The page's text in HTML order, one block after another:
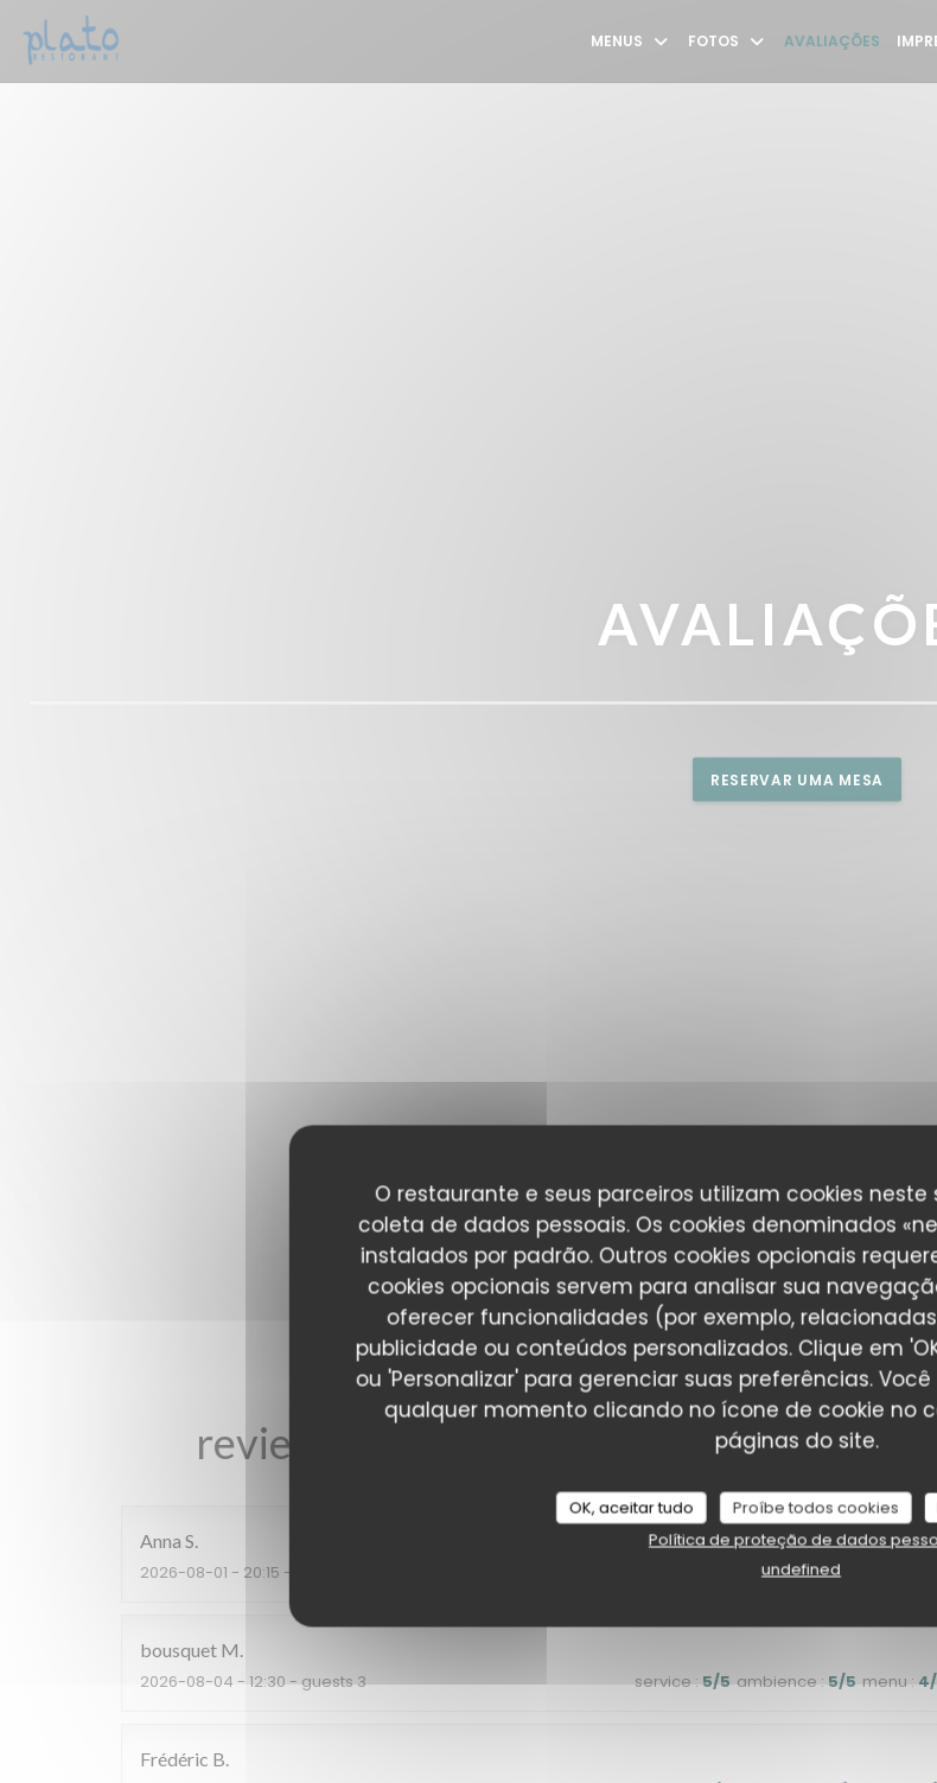
Painel de Gerenciamento de Cookies
O restaurante e seus parceiros utilizam cookies
coleta de dados pessoais. Os cookies denominados
instalados por padrão. Outros cookies opcionais
cookies opcionais servem para analisar sua
oferecer funcionalidades (por exemplo,
publicidade ou conteúdos personalizados. Clique em
ou 'Personalizar' para gerenciar suas preferências.
qualquer momento clicando no ícone de cookie no
páginas do site.
OK, aceitar tudo Proíbe todos cookies
Política de proteção de dados
undefined
MENUS FOTOS AVALIAÇÕES
RESERVAR UMA MESA
Anna S
2026-08-01 - 20:15 - guests 2 ambience:4/5
bousquet M
2026-08-04 - 12:30 - guests 3 service : 5/5 ambience : 5/5 menu : 4
Frédéric B